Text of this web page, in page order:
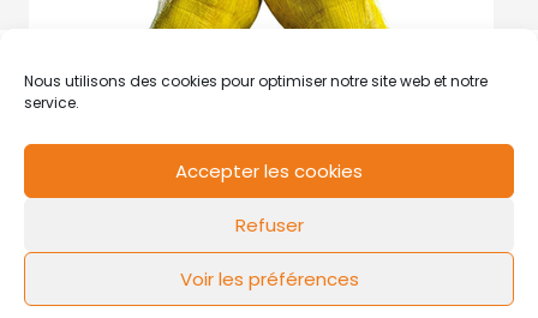
Nous utilisons des cookies pour optimiser notre site web et notre
service.
Accepter les cookies
Refuser
Voir les préférences
Mentions légales Politique de cookies
FLOW44